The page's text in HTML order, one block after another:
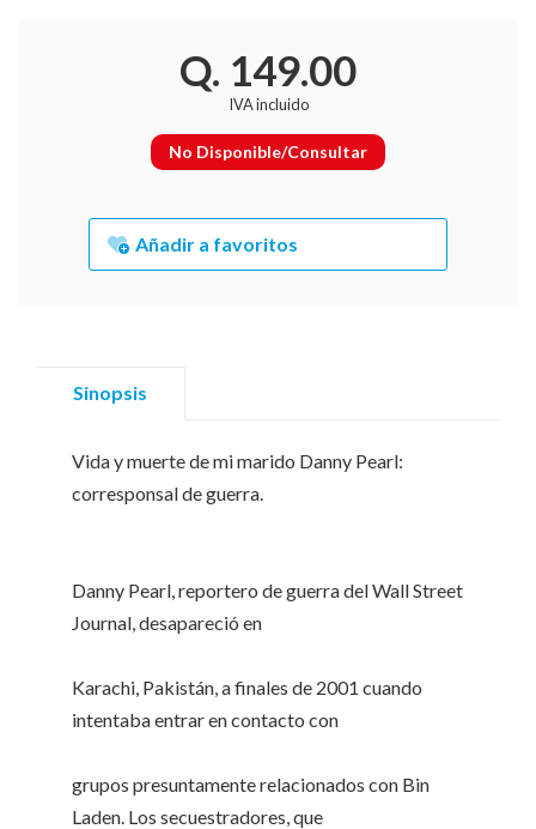
Q. 149.00
IVA incluido
No Disponible/Consultar
Añadir a favoritos
Sinopsis
Vida y muerte de mi marido Danny Pearl:
corresponsal de guerra.
Danny Pearl, reportero de guerra del Wall Street
Journal, desapareció en
Karachi, Pakistán, a finales de 2001 cuando
intentaba entrar en contacto con
grupos presuntamente relacionados con Bin
Laden. Los secuestradores, que